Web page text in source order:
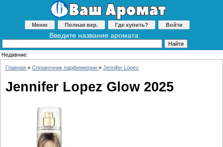
Меню Полная вер. Где купить? Войти
Введите название аромата:
Недавние:
Главная » Справочник парфюмерии » Jennifer Lopez
Jennifer Lopez Glow 2025